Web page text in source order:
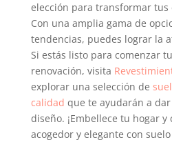
elección para transformar tus
Con una amplia gama de
tendencias, puedes lograr la
Si estás listo para comenzar
renovación, visita
explorar una selección de
calidad que te ayudarán a
diseño. ¡Embellece tu hogar
acogedor y elegante con